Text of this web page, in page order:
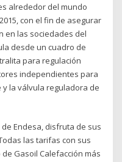
alrededor del mundo
con el fin de asegurar
en las sociedades del
desde un cuadro de
para regulación
independientes para
la válvula reguladora de
Endesa, disfruta de sus
las tarifas con sus
Gasoil Calefacción más